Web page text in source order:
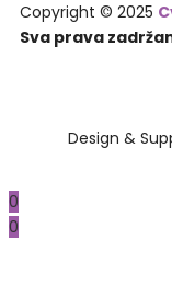
Copyright © 2025
Sva prava
Design &
0
0